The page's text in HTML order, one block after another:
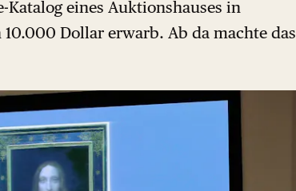
eines Auktionshauses in
Dollar erwarb. Ab da machte das